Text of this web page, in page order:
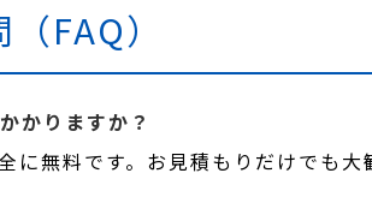
FAQ）
かりますか？
に無料です。お見積もりだけでも大